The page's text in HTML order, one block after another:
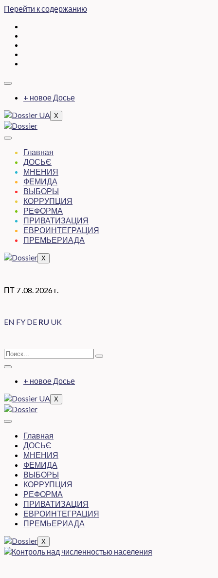
Перейти к содержанию
+ новое Досье
X
Главная
ДОСЬЄ
МНЕНИЯ
ФЕМИДА
ВЫБОРЫ
КОРРУПЦИЯ
РЕФОРМА
ПРИВАТИЗАЦИЯ
ЕВРОИНТЕГРАЦИЯ
ПРЕМЬЕРИАДА
X
ПТ 7 .08. 2026 г.
EN FY DE RU UK
+ новое Досье
X
Главная
ДОСЬЄ
МНЕНИЯ
ФЕМИДА
ВЫБОРЫ
КОРРУПЦИЯ
РЕФОРМА
ПРИВАТИЗАЦИЯ
ЕВРОИНТЕГРАЦИЯ
ПРЕМЬЕРИАДА
X